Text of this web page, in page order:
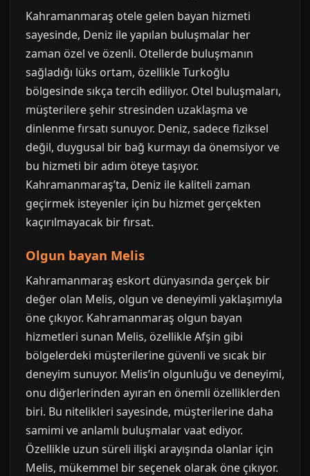
Kahramanmaraş otele gelen bayan hizmeti
sayesinde, Deniz ile yapılan buluşmalar her
zaman özel ve özenli. Otellerde buluşmanın
sağladığı lüks ortam, özellikle Turkoğlu
bölgesinde sıkça tercih ediliyor. Otel buluşmaları,
müşterilere şehir stresinden uzaklaşma ve
dinlenme fırsatı sunuyor. Deniz, sadece fiziksel
değil, duygusal bir bağ kurmayı da önemsiyor ve
bu hizmeti bir adım öteye taşıyor.
Kahramanmaraş’ta, Deniz ile kaliteli zaman
geçirmek isteyenler için bu hizmet gerçekten
kaçırılmayacak bir fırsat.
Olgun bayan Melis
Kahramanmaraş eskort dünyasında gerçek bir
değer olan Melis, olgun ve deneyimli yaklaşımıyla
öne çıkıyor. Kahramanmaraş olgun bayan
hizmetleri sunan Melis, özellikle Afşin gibi
bölgelerdeki müşterilerine güvenli ve sıcak bir
deneyim sunuyor. Melis’in olgunluğu ve deneyimi,
onu diğerlerinden ayıran en önemli özelliklerden
biri. Bu nitelikleri sayesinde, müşterilerine daha
samimi ve anlamlı buluşmalar vaat ediyor.
Özellikle uzun süreli ilişki arayışında olanlar için
Melis, mükemmel bir seçenek olarak öne çıkıyor.